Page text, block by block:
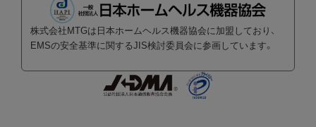
株式会社MTGは日本ホームヘルス機器協会に加盟しており、
EMSの安全基準に関するJIS検討委員会に参画しています。